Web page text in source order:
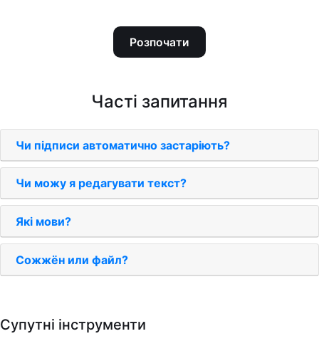
Розпочати
Часті запитання
Чи підписи автоматично застаріють?
Чи можу я редагувати текст?
Які мови?
Сожжён или файл?
Супутні інструменти